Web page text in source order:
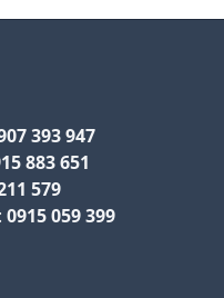
393 947
883 651
579
0915 059 399